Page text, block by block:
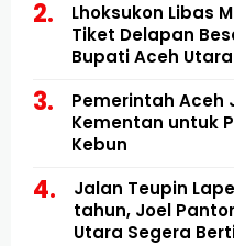
Lhoksukon Libas
Tiket Delapan
Bupati Aceh
Pemerintah Aceh
Kementan untuk
Kebun
Jalan Teupin
tahun, Joel
Utara Segera